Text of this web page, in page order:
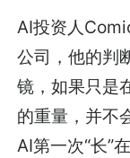
AI投资人
公司，他的判
镜，如果只是
的重量，并不
AI第一次“长”